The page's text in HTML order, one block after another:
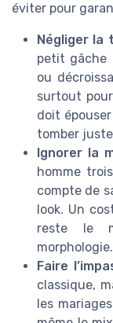
éviter pour
Négliger la
petit gâche
ou
surtout
doit
tomber
Ignorer la
homme
compte de
look. Un
reste le
morphologie.
Faire
classique,
les